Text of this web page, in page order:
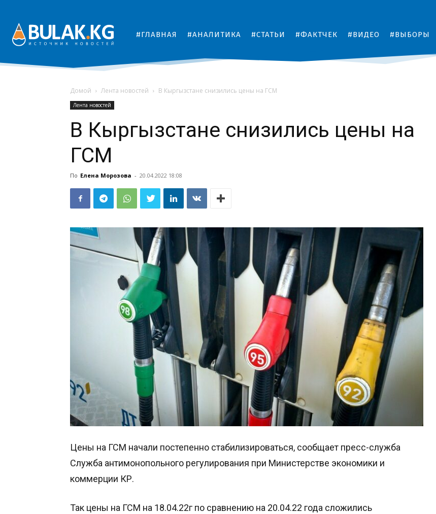
#ГЛАВНАЯ #АНАЛИТИКА #СТАТЬИ #ФАКТЧЕК #ВИДЕО #ВЫБОРЫ
Домой Лента новостей В Кыргызстане снизились цены на ГСМ
Лента новостей
В Кыргызстане снизились цены на
ГСМ
По Елена Морозова - 20.04.2022 18:08
Цены на ГСМ начали постепенно стабилизироваться, сообщает пресс-служба
Служба антимонопольного регулирования при Министерстве экономики и
коммерции КР.
Так цены на ГСМ на 18.04.22г по сравнению на 20.04.22 года сложились